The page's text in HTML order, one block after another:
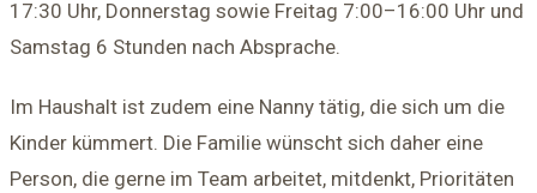
17:30 Uhr, Donnerstag sowie Freitag 7:00–16:00 Uhr und
Samstag 6 Stunden nach Absprache.
Im Haushalt ist zudem eine Nanny tätig, die sich um die
Kinder kümmert. Die Familie wünscht sich daher eine
Person, die gerne im Team arbeitet, mitdenkt, Prioritäten